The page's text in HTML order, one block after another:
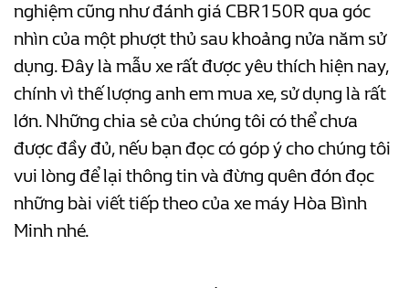
nghiệm cũng như đánh giá CBR150R qua góc
nhìn của một phượt thủ sau khoảng nửa năm sử
dụng. Đây là mẫu xe rất được yêu thích hiện nay,
chính vì thế lượng anh em mua xe, sử dụng là rất
lớn. Những chia sẻ của chúng tôi có thể chưa
được đầy đủ, nếu bạn đọc có góp ý cho chúng tôi
vui lòng để lại thông tin và đừng quên đón đọc
những bài viết tiếp theo của xe máy Hòa Bình
Minh nhé.